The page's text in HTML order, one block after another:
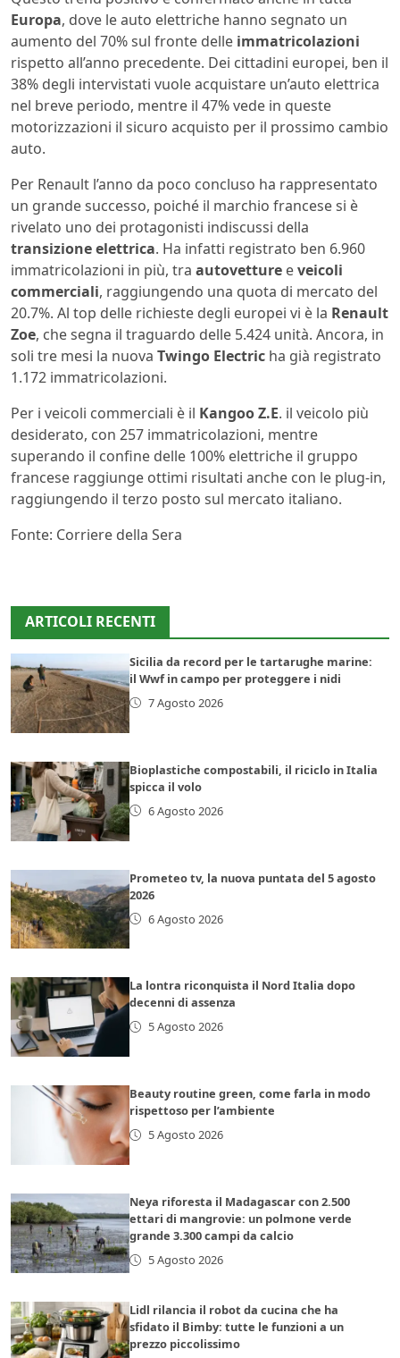
Europa, dove le auto elettriche hanno segnato un
aumento del 70% sul fronte delle immatricolazioni
rispetto all’anno precedente. Dei cittadini europei, ben il
38% degli intervistati vuole acquistare un’auto elettrica
nel breve periodo, mentre il 47% vede in queste
motorizzazioni il sicuro acquisto per il prossimo cambio
auto.
Per Renault l’anno da poco concluso ha rappresentato
un grande successo, poiché il marchio francese si è
rivelato uno dei protagonisti indiscussi della
transizione elettrica. Ha infatti registrato ben 6.960
immatricolazioni in più, tra autovetture eveicoli
commerciali, raggiungendo una quota di mercato del
20.7%. Al top delle richieste degli europei vi è la Renault
Zoe, che segna il traguardo delle 5.424 unità. Ancora, in
soli tre mesi la nuova Twingo Electric ha già registrato
1.172 immatricolazioni.
Per i veicoli commerciali è il Kangoo Z.E. il veicolo più
desiderato, con 257 immatricolazioni, mentre
superando il confine delle 100% elettriche il gruppo
francese raggiunge ottimi risultati anche con le plug-in,
raggiungendo il terzo posto sul mercato italiano.
Fonte: Corriere della Sera
ARTICOLI RECENTI
Sicilia da record per le tartarughe marine:
il Wwf in campo per proteggere i nidi
7 Agosto 2026
Bioplastiche compostabili, il riciclo in Italia
spicca il volo
6 Agosto 2026
Prometeo tv, la nuova puntata del 5 agosto
2026
6 Agosto 2026
La lontra riconquista il Nord Italia dopo
decenni di assenza
5 Agosto 2026
Beauty routine green, come farla in modo
rispettoso per l’ambiente
5 Agosto 2026
Neya riforesta il Madagascar con 2.500
ettari di mangrovie: un polmone verde
grande 3.300 campi da calcio
5 Agosto 2026
Lidl rilancia il robot da cucina che ha
sfidato il Bimby: tutte le funzioni a un
prezzo piccolissimo